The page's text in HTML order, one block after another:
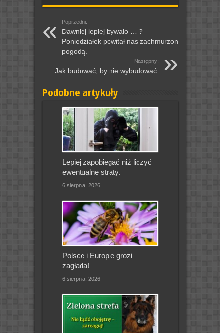
Poprzedni:
Dawniej lepiej bywało ….?
Poniedziałek powitał nas zachmurzoną
pogodą.
Następny:
Jak budować, by nie wybudować.
Podobne artykuły
Lepiej zapobiegać niż liczyć
ewentualne straty.
6 sierpnia, 2026
Polsce i Europie grozi
zagłada!
6 sierpnia, 2026